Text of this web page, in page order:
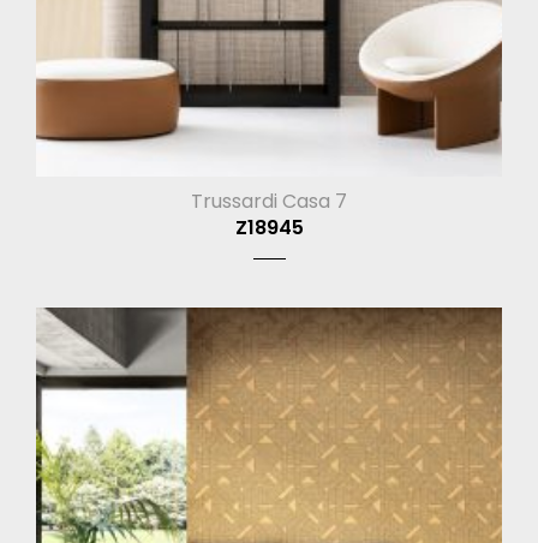
Trussardi Casa 7
Z18945